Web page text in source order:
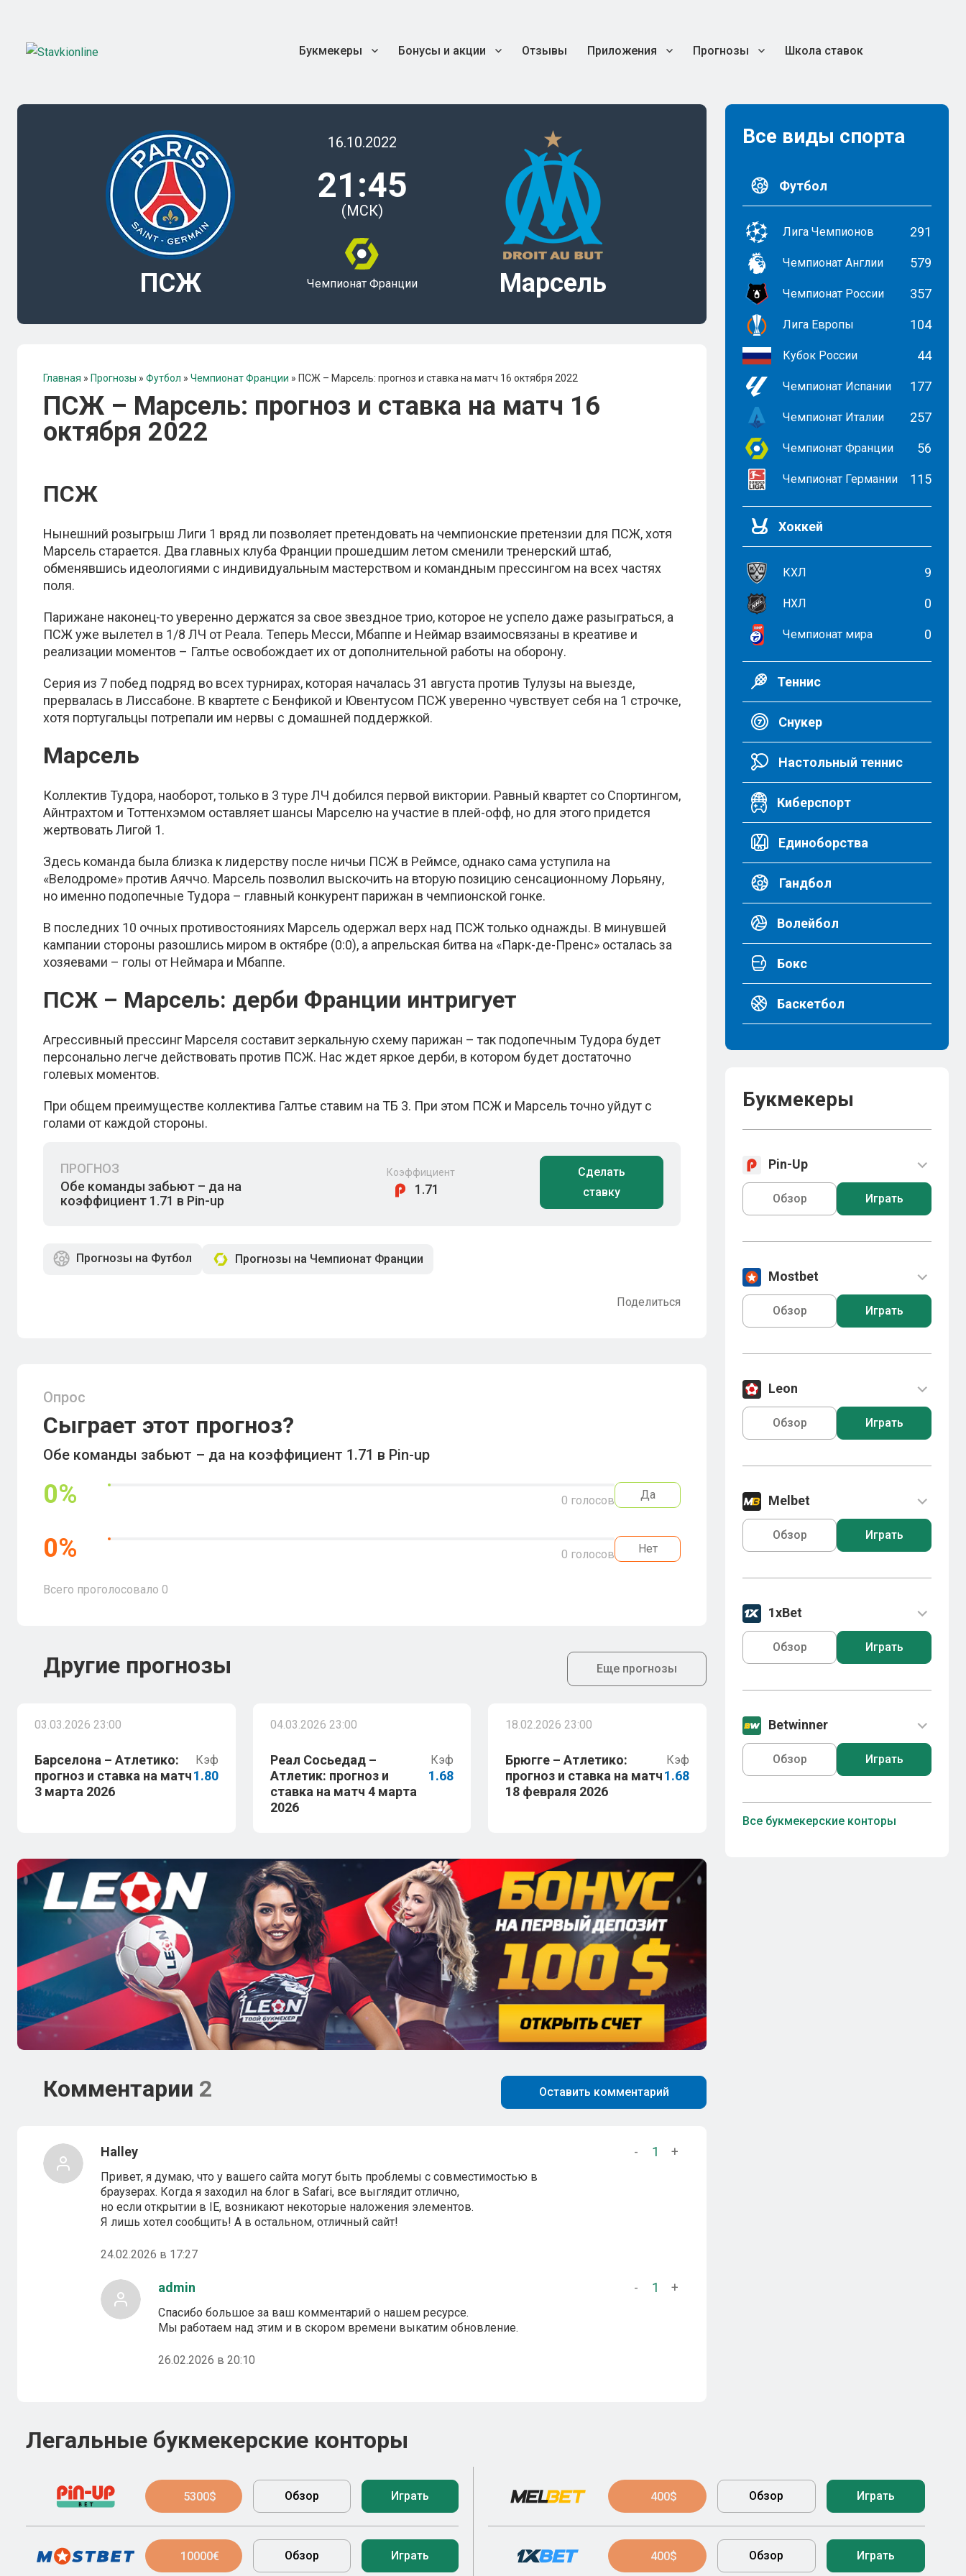
Букмекеры Бонусы и акции Отзывы Приложения Прогнозы Школа ставок
ПСЖ
16.10.2022
21:45
(МСК)
Чемпионат Франции Марсель
Главная » Прогнозы » Футбол » Чемпионат Франции » ПСЖ – Марсель: прогноз и ставка на матч 16 октября 2022
ПСЖ – Марсель: прогноз и ставка на матч 16
октября 2022
ПСЖ
Нынешний розыгрыш Лиги 1 вряд ли позволяет претендовать на чемпионские претензии для ПСЖ, хотя
Марсель старается. Два главных клуба Франции прошедшим летом сменили тренерский штаб,
обменявшись идеологиями с индивидуальным мастерством и командным прессингом на всех частях
поля.
Парижане наконец-то уверенно держатся за свое звездное трио, которое не успело даже разыграться, а
ПСЖ уже вылетел в 1/8 ЛЧ от Реала. Теперь Месси, Мбаппе и Неймар взаимосвязаны в креативе и
реализации моментов – Галтье освобождает их от дополнительной работы на оборону.
Серия из 7 побед подряд во всех турнирах, которая началась 31 августа против Тулузы на выезде,
прервалась в Лиссабоне. В квартете с Бенфикой и Ювентусом ПСЖ уверенно чувствует себя на 1 строчке,
хотя португальцы потрепали им нервы с домашней поддержкой.
Марсель
Коллектив Тудора, наоборот, только в 3 туре ЛЧ добился первой виктории. Равный квартет со Спортингом,
Айнтрахтом и Тоттенхэмом оставляет шансы Марселю на участие в плей-офф, но для этого придется
жертвовать Лигой 1.
Здесь команда была близка к лидерству после ничьи ПСЖ в Реймсе, однако сама уступила на
«Велодроме» против Аяччо. Марсель позволил выскочить на вторую позицию сенсационному Лорьяну,
но именно подопечные Тудора – главный конкурент парижан в чемпионской гонке.
В последних 10 очных противостояниях Марсель одержал верх над ПСЖ только однажды. В минувшей
кампании стороны разошлись миром в октябре (0:0), а апрельская битва на «Парк-де-Пренс» осталась за
хозяевами – голы от Неймара и Мбаппе.
ПСЖ – Марсель: дерби Франции интригует
Агрессивный прессинг Марселя составит зеркальную схему парижан – так подопечным Тудора будет
персонально легче действовать против ПСЖ. Нас ждет яркое дерби, в котором будет достаточно
голевых моментов.
При общем преимуществе коллектива Галтье ставим на ТБ 3. При этом ПСЖ и Марсель точно уйдут с
голами от каждой стороны.
ПРОГНОЗ
Обе команды забьют – да на
коэффициент 1.71 в Pin-up
Коэффициент
1.71
Сделать
ставку
Прогнозы на Футбол Прогнозы на Чемпионат Франции
Поделиться
Опрос
Сыграет этот прогноз?
Обе команды забьют – да на коэффициент 1.71 в Pin-up
0% 0 голосов Да
0% 0 голосов Нет
Всего проголосовало 0
Другие прогнозы Еще прогнозы
03.03.2026 23:00
Барселона – Атлетико:
прогноз и ставка на матч
3 марта 2026
Кэф
1.80
04.03.2026 23:00
Реал Сосьедад –
Атлетик: прогноз и
ставка на матч 4 марта
2026
Кэф
1.68
18.02.2026 23:00
Брюгге – Атлетико:
прогноз и ставка на матч
18 февраля 2026
Кэф
1.68
Комментарии 2 Оставить комментарий
Halley - 1 +
Привет, я думаю, что у вашего сайта могут быть проблемы с совместимостью в
браузерах. Когда я заходил на блог в Safari, все выглядит отлично,
но если открытии в IE, возникают некоторые наложения элементов.
Я лишь хотел сообщить! А в остальном, отличный сайт!
24.02.2026 в 17:27
admin - 1 +
Спасибо большое за ваш комментарий о нашем ресурсе.
Мы работаем над этим и в скором времени выкатим обновление.
26.02.2026 в 20:10
Все виды спорта
Футбол
Лига Чемпионов 291
Чемпионат Англии 579
Чемпионат России 357
Лига Европы 104
Кубок России 44
Чемпионат Испании 177
Чемпионат Италии 257
Чемпионат Франции 56
Чемпионат Германии 115
Хоккей
КХЛ 9
НХЛ 0
Чемпионат мира 0
Теннис
Снукер
Настольный теннис
Киберспорт
Единоборства
Гандбол
Волейбол
Бокс
Баскетбол
Букмекеры
Pin-Up
Обзор Играть
Mostbet
Обзор Играть
Leon
Обзор Играть
Melbet
Обзор Играть
1xBet
Обзор Играть
Betwinner
Обзор Играть
Все букмекерские конторы
Легальные букмекерские конторы
5300$ Обзор Играть
10000€ Обзор Играть
400$ Обзор Играть
400$ Обзор Играть